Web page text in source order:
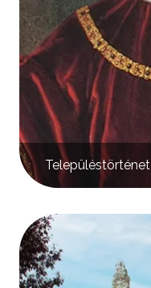
Településtörténet
Kép